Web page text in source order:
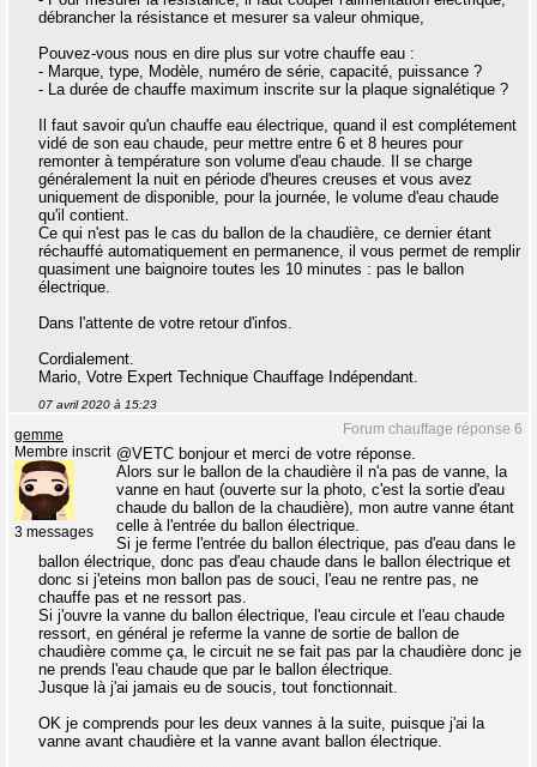
débrancher la résistance et mesurer sa valeur ohmique,
Pouvez-vous nous en dire plus sur votre chauffe eau :
- Marque, type, Modèle, numéro de série, capacité, puissance ?
- La durée de chauffe maximum inscrite sur la plaque signalétique ?
Il faut savoir qu'un chauffe eau électrique, quand il est complétement
vidé de son eau chaude, peur mettre entre 6 et 8 heures pour
remonter à température son volume d'eau chaude. Il se charge
généralement la nuit en période d'heures creuses et vous avez
uniquement de disponible, pour la journée, le volume d'eau chaude
qu'il contient.
Ce qui n'est pas le cas du ballon de la chaudière, ce dernier étant
réchauffé automatiquement en permanence, il vous permet de remplir
quasiment une baignoire toutes les 10 minutes : pas le ballon
électrique.
Dans l'attente de votre retour d'infos.
Cordialement.
Mario, Votre Expert Technique Chauffage Indépendant.
07 avril 2020 à 15:23
Forum chauffage réponse 6
gemme
Membre inscrit
3 messages
@VETC bonjour et merci de votre réponse.
Alors sur le ballon de la chaudière il n'a pas de vanne, la
vanne en haut (ouverte sur la photo, c'est la sortie d'eau
chaude du ballon de la chaudière), mon autre vanne étant
celle à l'entrée du ballon électrique.
Si je ferme l'entrée du ballon électrique, pas d'eau dans le
ballon électrique, donc pas d'eau chaude dans le ballon électrique et
donc si j'eteins mon ballon pas de souci, l'eau ne rentre pas, ne
chauffe pas et ne ressort pas.
Si j'ouvre la vanne du ballon électrique, l'eau circule et l'eau chaude
ressort, en général je referme la vanne de sortie de ballon de
chaudière comme ça, le circuit ne se fait pas par la chaudière donc je
ne prends l'eau chaude que par le ballon électrique.
Jusque là j'ai jamais eu de soucis, tout fonctionnait.
OK je comprends pour les deux vannes à la suite, puisque j'ai la
vanne avant chaudière et la vanne avant ballon électrique.